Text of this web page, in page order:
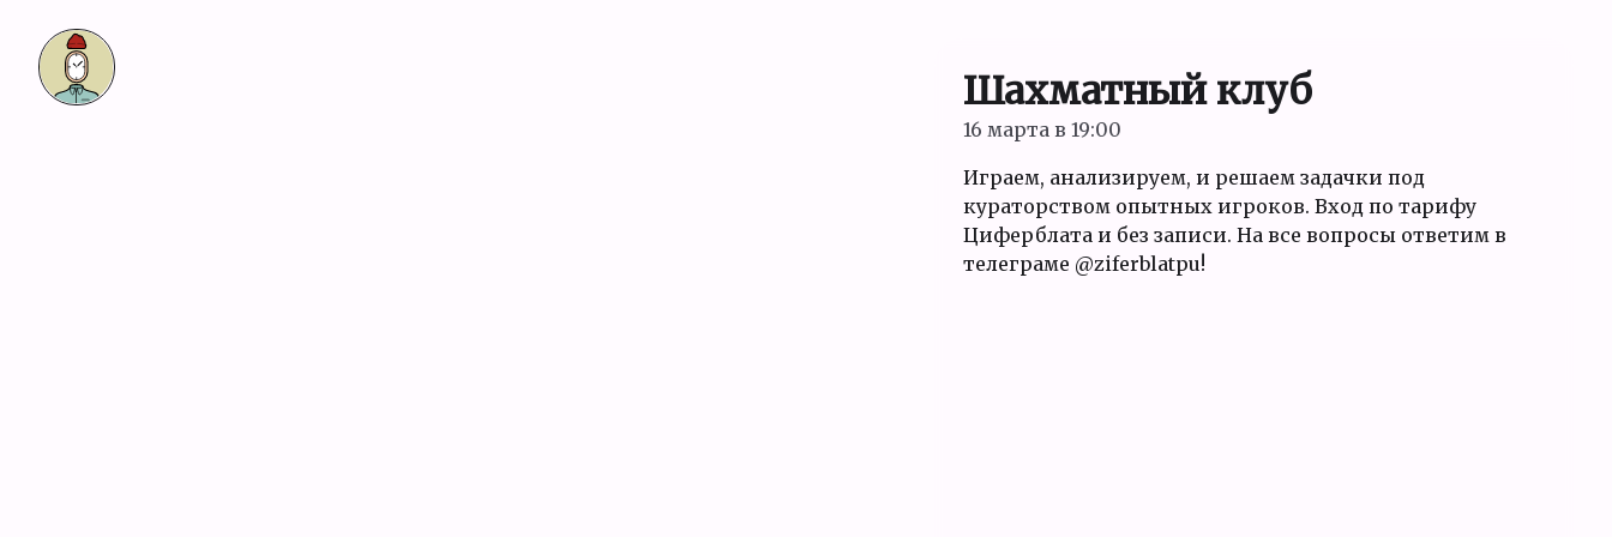
Шахматный клуб
16 марта в 19:00
Играем, анализируем, и решаем задачки под
кураторством опытных игроков. Вход по тарифу
Циферблата и без записи. На все вопросы ответим в
телеграме @ziferblatpu!